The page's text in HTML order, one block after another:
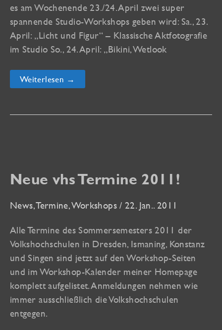
es am Wochenende 23./24. April zwei super
spannende Studio-Workshops geben wird: Sa., 23.
April: „Licht und Figur“ – Klassische Aktfotografie
im Studio So., 24. April: „Bikini, Wetlook
Neue
Glamour-
Workshops
Weiterlesen →
Neue vhs Termine 2011!
News,Termine,Workshops / 22. Jan.. 2011
Alle Termine des Sommersemesters 2011 der
Volkshochschulen in Dresden, Ismaning, Konstanz
und Singen sind jetzt auf den Workshop-Seiten
und im Workshop-Kalender meiner Homepage
komplett aufgelistet. Anmeldungen nehmen wie
immer ausschließlich die Volkshochschulen
entgegen.